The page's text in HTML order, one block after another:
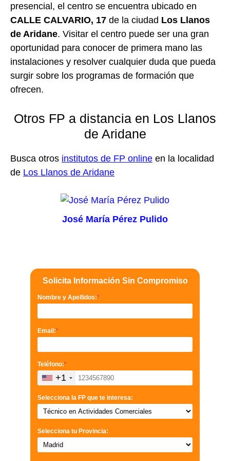
presencial, el centro se encuentra ubicado en
CALLE CALVARIO, 17 de la ciudad Los Llanos
de Aridane. Visitar el centro puede ser una gran
oportunidad para conocer de primera mano las
instalaciones y resolver cualquier duda que pueda
surgir sobre los programas de formación que
ofrecen.
Otros FP a distancia en Los Llanos
de Aridane
Busca otros institutos de FP online en la localidad
de Los Llanos de Aridane
José María Pérez Pulido
Solicita Información Sin Compromiso
Nombre y Apellidos:*
Email:*
Teléfono:*
+1
Selecciona la FP que te interesa:
Selecciona tu Provincia: